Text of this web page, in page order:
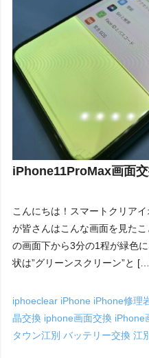
iPhone11ProMax画面交
こんにちは！スマートクリア
が皆さんはこんな画面を見た
の画面下から3分の1程が緑色
状は”グリーンスクリーン”と
iphoeclear iPhone iPhone修理
晶交換 iphone画面交換 iPhone
タウン江別バッテリー交換江